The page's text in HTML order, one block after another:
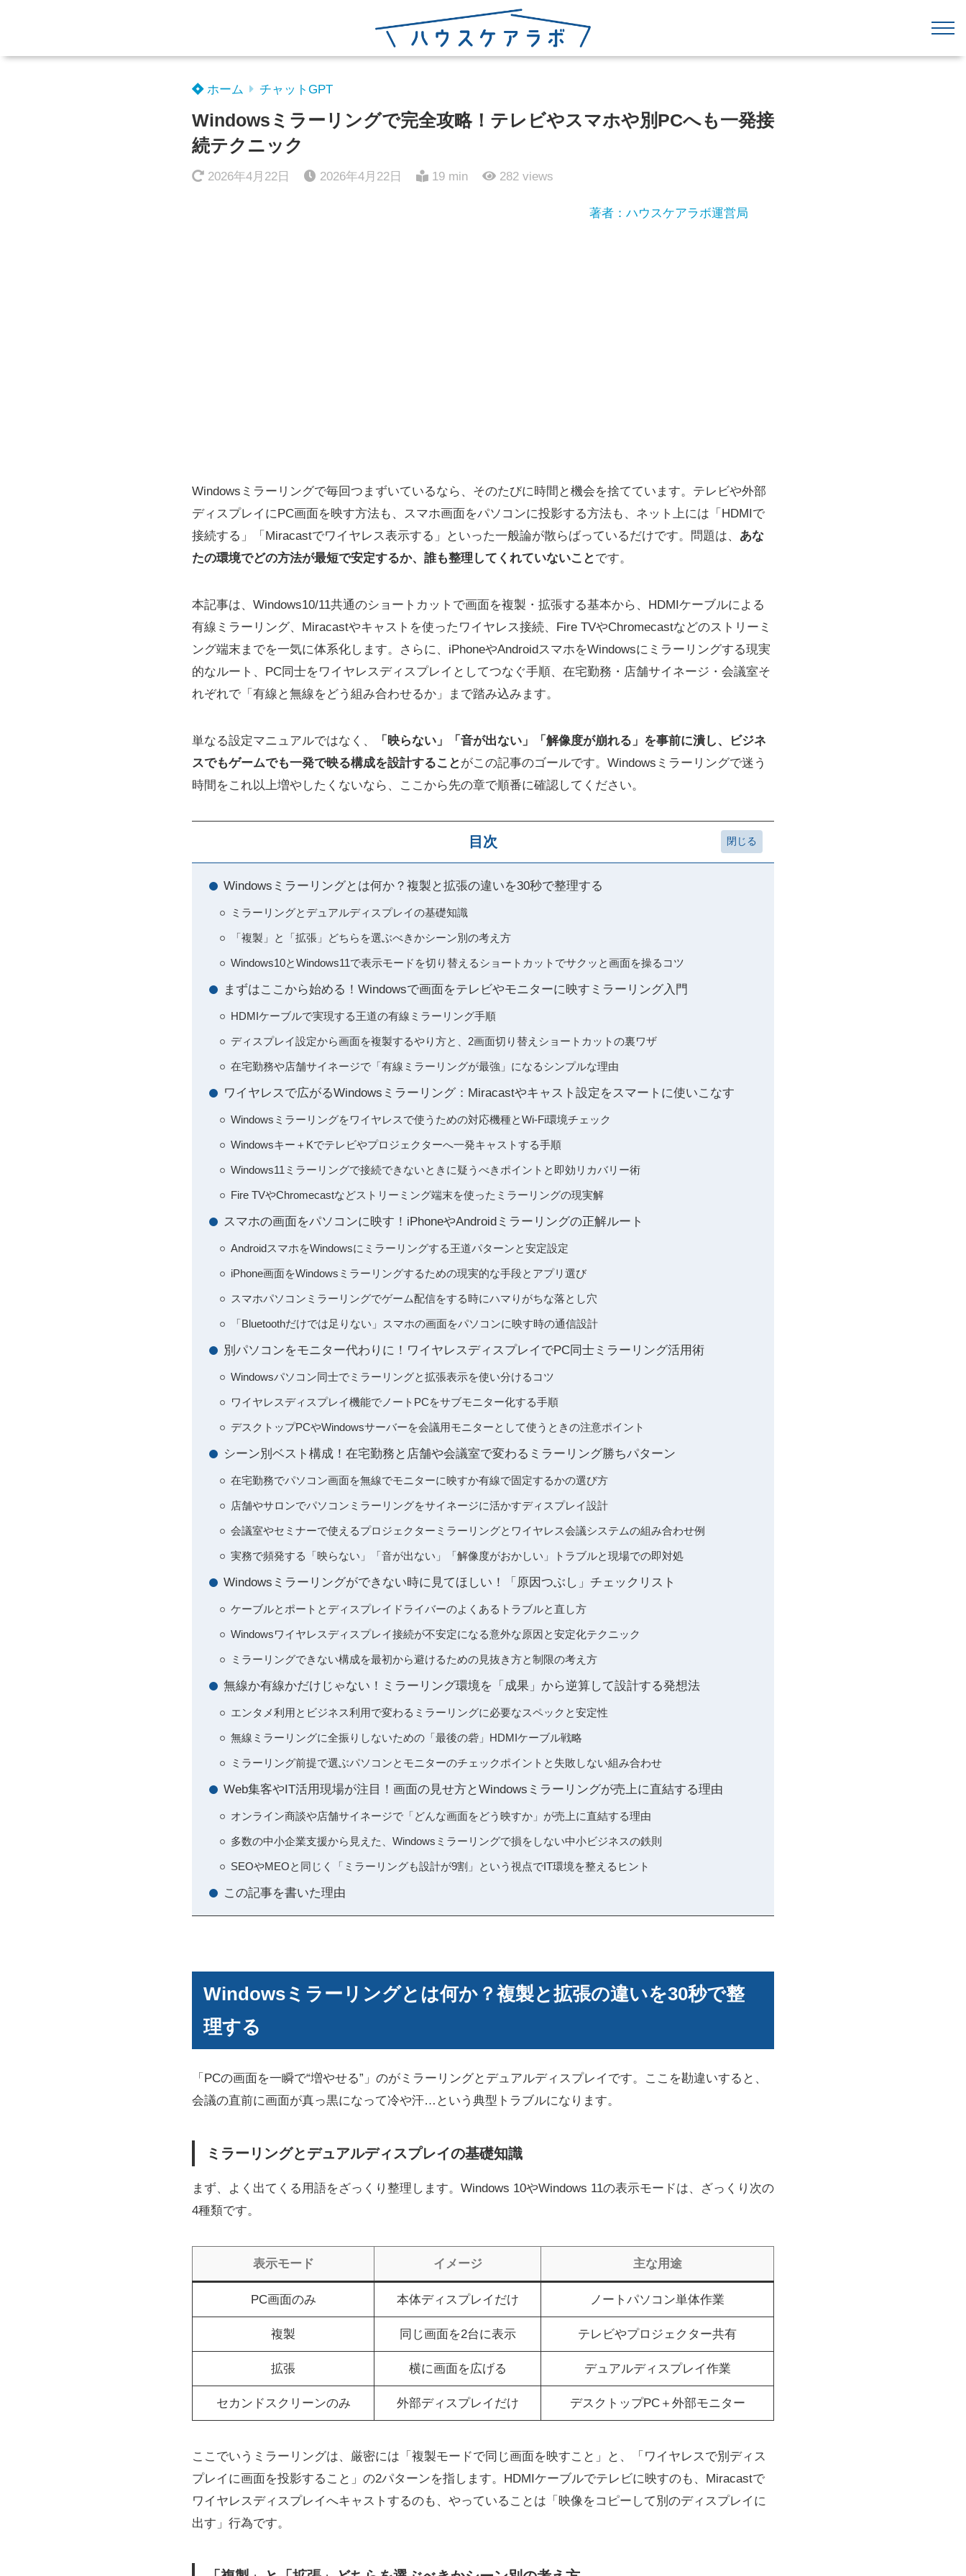
ホーム チャットGPT
Windowsミラーリングで完全攻略！テレビやスマホや別PCへも一発接
続テクニック
2026年4月22日 2026年4月22日 19 min 282 views
著者：ハウスケアラボ運営局
Windowsミラーリングで毎回つまずいているなら、そのたびに時間と機会を捨てています。テレビや外部
ディスプレイにPC画面を映す方法も、スマホ画面をパソコンに投影する方法も、ネット上には「HDMIで
接続する」「Miracastでワイヤレス表示する」といった一般論が散らばっているだけです。問題は、 あな
たの環境でどの方法が最短で安定するか、誰も整理してくれていないこと です。
本記事は、Windows10/11共通のショートカットで画面を複製・拡張する基本から、HDMIケーブルによる
有線ミラーリング、Miracastやキャストを使ったワイヤレス接続、Fire TVやChromecastなどのストリーミ
ング端末までを一気に体系化します。さらに、iPhoneやAndroidスマホをWindowsにミラーリングする現実
的なルート、PC同士をワイヤレスディスプレイとしてつなぐ手順、在宅勤務・店舗サイネージ・会議室そ
れぞれで「有線と無線をどう組み合わせるか」まで踏み込みます。
単なる設定マニュアルではなく、
「映らない」「音が出ない」「解像度が崩れる」を事前に潰し、ビジネ
スでもゲームでも一発で映る構成を設計すること がこの記事のゴールです。Windowsミラーリングで迷う
時間をこれ以上増やしたくないなら、ここから先の章で順番に確認してください。
目次
Windowsミラーリングとは何か？複製と拡張の違いを30秒で整理する
ミラーリングとデュアルディスプレイの基礎知識
「複製」と「拡張」どちらを選ぶべきかシーン別の考え方
Windows10とWindows11で表示モードを切り替えるショートカットでサクッと画面を操るコツ
まずはここから始める！Windowsで画面をテレビやモニターに映すミラーリング入門
HDMIケーブルで実現する王道の有線ミラーリング手順
ディスプレイ設定から画面を複製するやり方と、2画面切り替えショートカットの裏ワザ
在宅勤務や店舗サイネージで「有線ミラーリングが最強」になるシンプルな理由
ワイヤレスで広がるWindowsミラーリング：Miracastやキャスト設定をスマートに使いこなす
Windowsミラーリングをワイヤレスで使うための対応機種とWi-Fi環境チェック
Windowsキー＋Kでテレビやプロジェクターへ一発キャストする手順
Windows11ミラーリングで接続できないときに疑うべきポイントと即効リカバリー術
Fire TVやChromecastなどストリーミング端末を使ったミラーリングの現実解
スマホの画面をパソコンに映す！iPhoneやAndroidミラーリングの正解ルート
AndroidスマホをWindowsにミラーリングする王道パターンと安定設定
iPhone画面をWindowsミラーリングするための現実的な手段とアプリ選び
スマホパソコンミラーリングでゲーム配信をする時にハマりがちな落とし穴
「Bluetoothだけでは足りない」スマホの画面をパソコンに映す時の通信設計
別パソコンをモニター代わりに！ワイヤレスディスプレイでPC同士ミラーリング活用術
Windowsパソコン同士でミラーリングと拡張表示を使い分けるコツ
ワイヤレスディスプレイ機能でノートPCをサブモニター化する手順
デスクトップPCやWindowsサーバーを会議用モニターとして使うときの注意ポイント
シーン別ベスト構成！在宅勤務と店舗や会議室で変わるミラーリング勝ちパターン
在宅勤務でパソコン画面を無線でモニターに映すか有線で固定するかの選び方
店舗やサロンでパソコンミラーリングをサイネージに活かすディスプレイ設計
会議室やセミナーで使えるプロジェクターミラーリングとワイヤレス会議システムの組み合わせ例
実務で頻発する「映らない」「音が出ない」「解像度がおかしい」トラブルと現場での即対処
Windowsミラーリングができない時に見てほしい！「原因つぶし」チェックリスト
ケーブルとポートとディスプレイドライバーのよくあるトラブルと直し方
Windowsワイヤレスディスプレイ接続が不安定になる意外な原因と安定化テクニック
ミラーリングできない構成を最初から避けるための見抜き方と制限の考え方
無線か有線かだけじゃない！ミラーリング環境を「成果」から逆算して設計する発想法
エンタメ利用とビジネス利用で変わるミラーリングに必要なスペックと安定性
無線ミラーリングに全振りしないための「最後の砦」HDMIケーブル戦略
ミラーリング前提で選ぶパソコンとモニターのチェックポイントと失敗しない組み合わせ
Web集客やIT活用現場が注目！画面の見せ方とWindowsミラーリングが売上に直結する理由
オンライン商談や店舗サイネージで「どんな画面をどう映すか」が売上に直結する理由
多数の中小企業支援から見えた、Windowsミラーリングで損をしない中小ビジネスの鉄則
SEOやMEOと同じく「ミラーリングも設計が9割」という視点でIT環境を整えるヒント
この記事を書いた理由
Windowsミラーリングとは何か？複製と拡張の違いを30秒で整
理する
「PCの画面を一瞬で“増やせる”」のがミラーリングとデュアルディスプレイです。ここを勘違いすると、
会議の直前に画面が真っ黒になって冷や汗…という典型トラブルになります。
ミラーリングとデュアルディスプレイの基礎知識
まず、よく出てくる用語をざっくり整理します。Windows 10やWindows 11の表示モードは、ざっくり次の
4種類です。
表示モード イメージ 主な用途
PC画面のみ 本体ディスプレイだけ ノートパソコン単体作業
複製 同じ画面を2台に表示 テレビやプロジェクター共有
拡張 横に画面を広げる デュアルディスプレイ作業
セカンドスクリーンのみ 外部ディスプレイだけ デスクトップPC＋外部モニター
ここでいうミラーリングは、厳密には「複製モードで同じ画面を映すこと」と、「ワイヤレスで別ディス
プレイに画面を投影すること」の2パターンを指します。HDMIケーブルでテレビに映すのも、Miracastで
ワイヤレスディスプレイへキャストするのも、やっていることは「映像をコピーして別のディスプレイに
出す」行為です。